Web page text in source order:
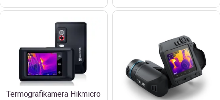
Termografikamera Hikmicro